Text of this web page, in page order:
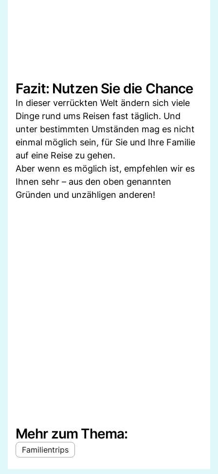
Fazit: Nutzen Sie die Chance
In dieser verrückten Welt ändern sich viele
Dinge rund ums Reisen fast täglich. Und
unter bestimmten Umständen mag es nicht
einmal möglich sein, für Sie und Ihre Familie
auf eine Reise zu gehen.
Aber wenn es möglich ist, empfehlen wir es
Ihnen sehr – aus den oben genannten
Gründen und unzähligen anderen!
Mehr zum Thema:
Familientrips